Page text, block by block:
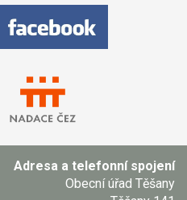
Adresa a telefonní spojení
Obecní úřad Těšany